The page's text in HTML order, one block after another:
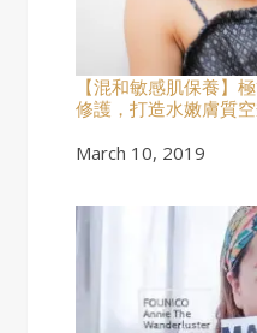
【混和敏感肌保養】
修護，打造水嫩膚質
Date
March 10, 2019